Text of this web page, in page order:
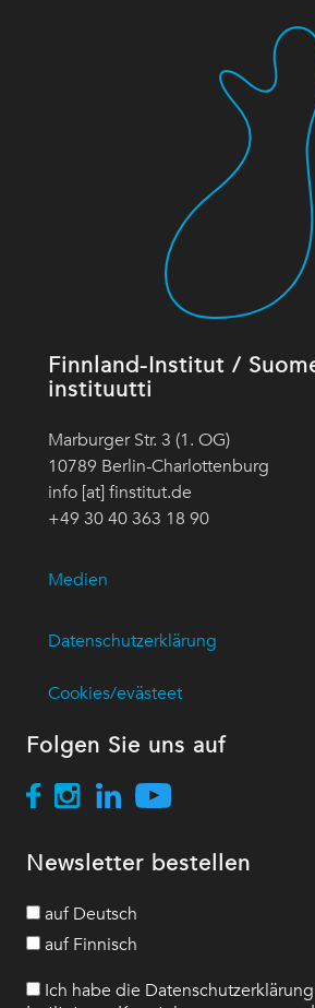
Finnland-Institut /
instituutti
Marburger Str. 3 (1. OG)
10789 Berlin-Charlottenburg
info [at] finstitut.de
+49 30 40 363 18 90
Medien
Datenschutzerklärung
Cookies/evästeet
Folgen Sie uns auf
Newsletter bestellen
auf Deutsch
auf Finnisch
Ich habe die